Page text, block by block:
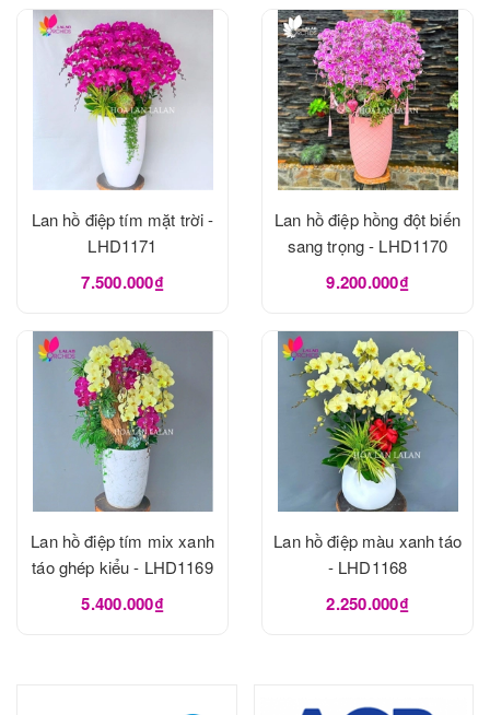
Lan hồ điệp tím mặt trời -
LHD1171
7.500.000₫
Lan hồ điệp hồng đột biến
sang trọng - LHD1170
9.200.000₫
Lan hồ điệp tím mix xanh
táo ghép kiểu - LHD1169
5.400.000₫
Lan hồ điệp màu xanh táo
- LHD1168
2.250.000₫